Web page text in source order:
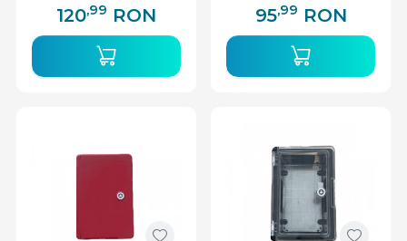
120,99 RON 95,99 RON